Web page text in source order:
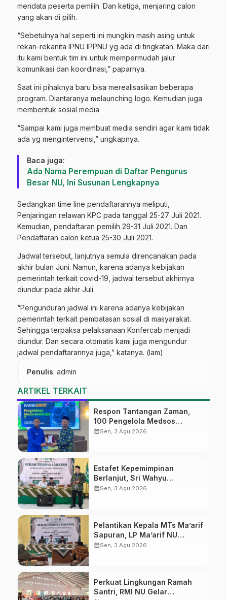
mendata peserta pemilih. Dan ketiga, menjaring calon
yang akan di pilih.
“Sebetulnya hal seperti ini mungkin masih asing untuk
rekan-rekanita IPNU IPPNU yg ada di tingkatan. Maka dari
itu kami bentuk tim ini untuk mempermudah jalur
komunikasi dan koordinasi,” paparnya.
Saat ini pihaknya baru bisa merealisasikan beberapa
program. Diantaranya melaunching logo. Kemudian juga
membentuk sosial media
“Sampai kami juga membuat media sendiri agar kami tidak
ada yg mengintervensi,” ungkapnya.
Baca juga:
Ada Nama Perempuan di Daftar Pengurus
Besar NU, Ini Susunan Lengkapnya
Sedangkan time line pendaftarannya meliputi,
Penjaringan relawan KPC pada tanggal 25-27 Juli 2021.
Kemudian, pendaftaran pemilih 29-31 Juli 2021. Dan
Pendaftaran calon ketua 25-30 Juli 2021.
Jadwal tersebut, lanjutnya semula direncanakan pada
akhir bulan Juni. Namun, karena adanya kebijakan
pemerintah terkait covid-19, jadwal tersebut akhirnya
diundur pada akhir Juli.
“Pengunduran jadwal ini karena adanya kebijakan
pemerintah terkait pembatasan sosial di masyarakat.
Sehingga terpaksa pelaksanaan Konfercab menjadi
diundur. Dan secara otomatis kami juga mengundur
jadwal pendaftarannya juga,” katanya. (lam)
Penulis: admin
ARTIKEL TERKAIT
Respon Tantangan Zaman,
100 Pengelola Medsos
Sekolah Ma’arif Pekalongan
calendar_monthSen, 3 Agu 2026
Estafet Kepemimpinan
Berlanjut, Sri Wahyu
Susilowati Resmi Pimpin MTs
calendar_monthSen, 3 Agu 2026
Pelantikan Kepala MTs Ma’arif
Sapuran, LP Ma’arif NU
Wonosobo Tekankan Lima
calendar_monthSen, 3 Agu 2026
Perkuat Lingkungan Ramah
Santri, RMI NU Gelar